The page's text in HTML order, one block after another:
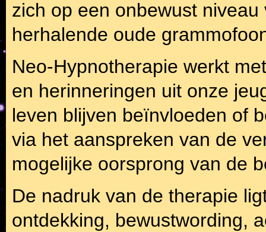
zich op een onbewust
herhalende oude
Neo-Hypnotherapie werkt
en herinneringen uit onze
leven blijven beïnvloeden of
via het aanspreken van de
mogelijke oorsprong van de
De nadruk van de therapie
ontdekking, bewustwording,